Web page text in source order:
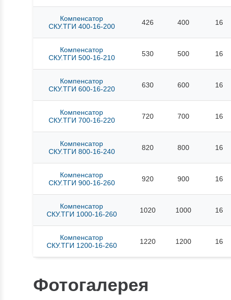
Компенсатор
СКУ.ТГИ 400-16-200
426 400 16
Компенсатор
СКУ.ТГИ 500-16-210
530 500 16
Компенсатор
СКУ.ТГИ 600-16-220
630 600 16
Компенсатор
СКУ.ТГИ 700-16-220
720 700 16
Компенсатор
СКУ.ТГИ 800-16-240
820 800 16
Компенсатор
СКУ.ТГИ 900-16-260
920 900 16
Компенсатор
СКУ.ТГИ 1000-16-260
1020 1000 16
Компенсатор
СКУ.ТГИ 1200-16-260
1220 1200 16
Фотогалерея